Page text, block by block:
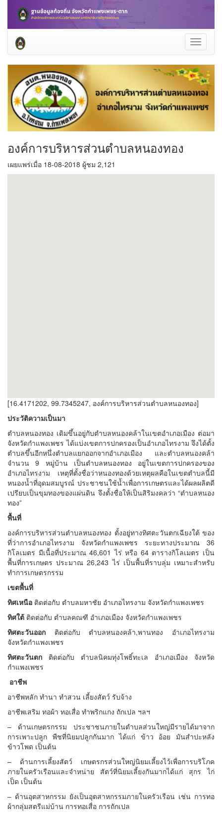
Toggle
องค์การบริหารส่วนตำบลหนองทอง
เผยแพร่เมื่อ 18-08-2018 ผู้ชม 2,121
[16.4171202, 99.7345247, องค์การบริหารส่วนตำบลหนองทอง]
ประวัติความเป็นมา
ตำบลหนองทอง เดิมขึ้นอยู่กับตำบลหนองคล้าในเขตอำเภอเมือง ต่อมา
จังหวัดกำแพงเพชร ได้แบ่งเขตการปกครองเป็นอำเภอไทรงาม จึงได้ตั้ง
ตำบลขึ้นอีกหนึ่งตำบลแยกออกจากอำเภอเมือง และตำบลหนองคล้า
จำนวน 9 หมู่บ้าน เป็นตำบลหนองทอง อยู่ในเขตการปกครองของ
อำเภอไทรงาม เหตุที่ตั้งชื่อว่าหนองทองด้วยเหตุผลคือในเขตตำบลนี้มี
หนองน้ำที่อุดมสมบูรณ์ ประชาชนใช้น้ำเพื่อการเกษตรและได้ผลผลิตดี
เปรียบเป็นขุมทองของแผ่นดิน จึงตั้งชื่อให้เป็นสิริมงคลว่า “ตำบลหนอง
ทอง”
พื้นที่
องค์การบริหารส่วนตำบลหนองทอง ตั้งอยู่ทางทิศตะวันตกเฉียงใต้ ของ
ที่ว่าการอำเภอไทรงาม จังหวัดกำแพงเพชร ระยะทางประมาณ 36
กิโลเมตร มีเนื้อที่ประมาณ 46,601 ไร่ หรือ 64 ตารางกิโลเมตร เป็น
พื้นที่การเกษตร ประมาณ 26,243 ไร่ เป็นพื้นที่ราบลุ่ม เหมาะสำหรับ
ทำการเกษตรกรรม
เขตพื้นที่
ทิศเหนือ ติดต่อกับ ตำบลมหาชัย อำเภอไทรงาม จังหวัดกำแพงเพชร
ทิศใต้ ติดต่อกับ ตำบลคณฑี อำเภอเมือง จังหวัดกำแพงเพชร
ทิศตะวันออก ติดต่อกับ ตำบลหนองคล้า,พานทอง อำเภอไทรงาม
จังหวัดกำแพงเพชร
ทิศตะวันตก ติดต่อกับ ตำบลนิคมทุ่งโพธิ์ทะเล อำเภอเมือง จังหวัด
กำแพงเพชร
อาชีพ
อาชีพหลัก ทำนา ทำสวน เลี้ยงสัตว์ รับจ้าง
อาชีพเสริม ทอผ้า ทอเสื่อ ทำพริกแกง ถักเปล ฯลฯ
– ด้านเกษตรกรรม ประชาชนภายในตำบลส่วนใหญ่มีรายได้มาจาก
การเพาะปลูก พืชที่นิยมปลูกกันมาก ได้แก่ ข้าว อ้อย มันสำปะหลัง
ข้าวโพด เป็นต้น
– ด้านการเลี้ยงสัตว์ เกษตรกรส่วนใหญ่นิยมเลี้ยงไว้เพื่อการบริโภค
ภายในครัวเรือนและจำหน่าย สัตว์ที่นิยมเลี้ยงกันมากได้แก่ สุกร ไก่
เป็ด เป็นต้น
– ด้านอุตสาหกรรม ยังเป็นอุตสาหกรรมภายในครัวเรือน เช่น การทอ
ผ้ากลุ่มสตรีแม่บ้าน การทอเสื่อ การถักเปล